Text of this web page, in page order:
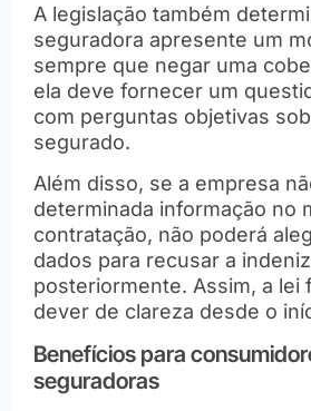
A legislação também
seguradora apresente um
sempre que negar uma
ela deve fornecer um
com perguntas objetivas
segurado.
Além disso, se a empresa
determinada informação no
contratação, não poderá
dados para recusar a
posteriormente. Assim, a lei
dever de clareza desde o
Benefícios para
seguradoras